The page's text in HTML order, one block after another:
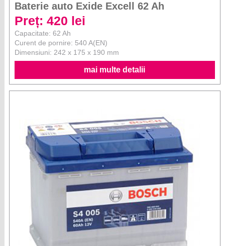
Baterie auto Exide Excell 62 Ah
Preț: 420 lei
Capacitate: 62 Ah
Curent de pornire: 540 A(EN)
Dimensiuni: 242 x 175 x 190 mm
mai multe detalii